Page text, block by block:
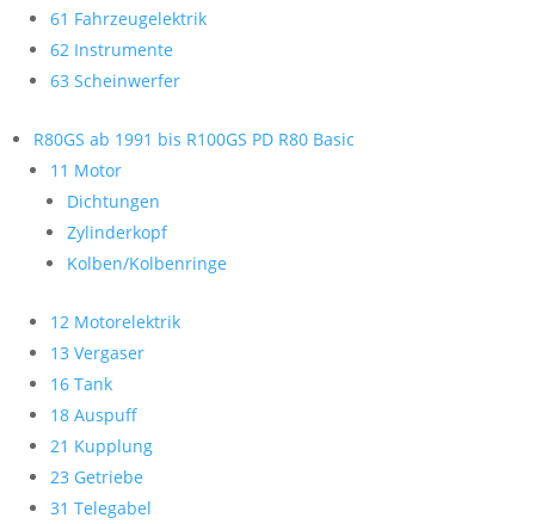
61 Fahrzeugelektrik
62 Instrumente
63 Scheinwerfer
R80GS ab 1991 bis R100GS PD R80 Basic
11 Motor
Dichtungen
Zylinderkopf
Kolben/Kolbenringe
12 Motorelektrik
13 Vergaser
16 Tank
18 Auspuff
21 Kupplung
23 Getriebe
31 Telegabel